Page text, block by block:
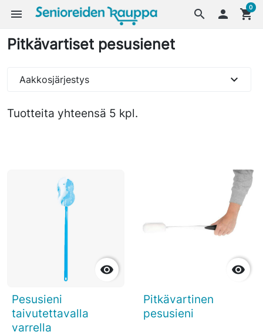
search
menu  shopping_cart
0
Pitkävartiset pesusienet
Tuotteita yhteensä 5 kpl.
Aakkosjärjestys expand_more

Pesusieni
taivutettavalla
varrella

Pitkävartinen
pesusieni